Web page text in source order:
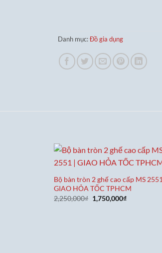
Danh mục:Đồ gia dụng
Bộ bàn tròn 2 ghế cao cấp MS
GIAO HỎA TỐC TPHCM
2,250,000₫ Giá
gốc
1,750,000₫Giá